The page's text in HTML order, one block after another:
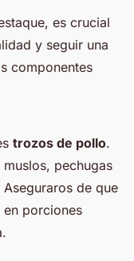
es crucial
y seguir una
componentes
trozos de pollo.
pechugas
de que
porciones